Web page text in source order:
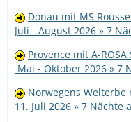
Donau mit MS
Juli - August 2026 » 7
Provence mit A-ROSA
Mai - Oktober 2026 » 7
Norwegens Welterbe
11. Juli 2026 » 7 Nächte